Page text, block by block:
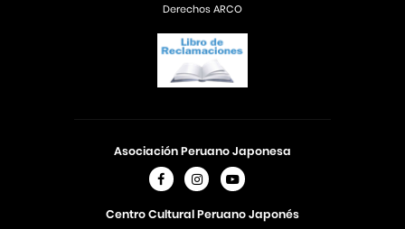
Asociación Peruano Japonesa
Centro Cultural Peruano Japonés
Derechos ARCO